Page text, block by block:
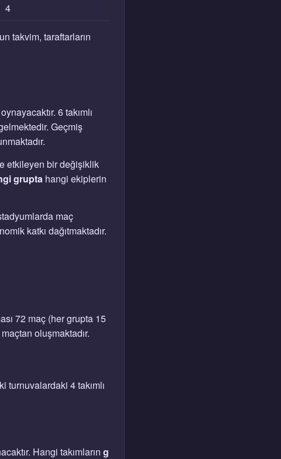
4
takvim, taraftarların
6 takımlı
Geçmiş
etkileyen bir değişiklik
grupta hangi ekiplerin
maç
katkı dağıtmaktadır.
72 maç (her grupta 15
oluşmaktadır.
turnuvalardaki 4 takımlı
Hangi takımların g